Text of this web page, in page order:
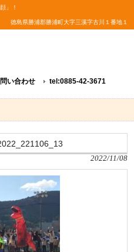
」！
徳島県勝浦郡勝浦町大字三溪字古川１番地１
い合わせ tel:0885-42-3671
2022/11/08